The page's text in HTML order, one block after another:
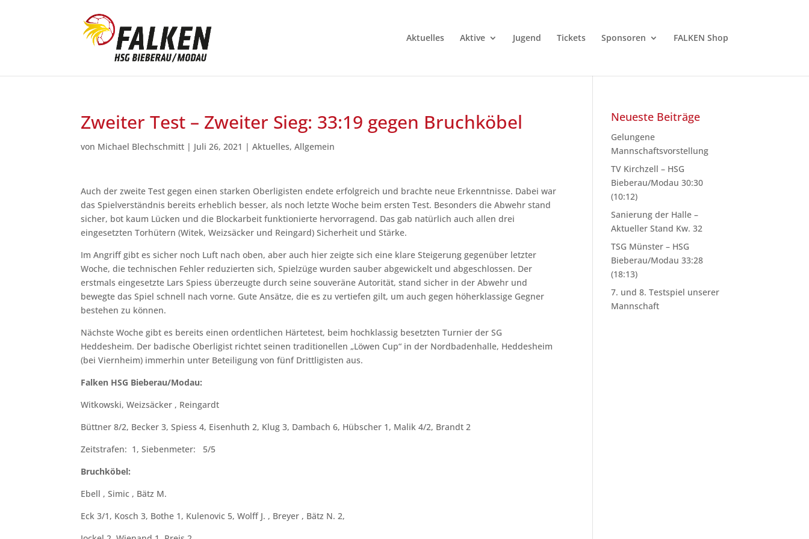
Aktuelles Aktive Jugend Tickets Sponsoren FALKEN Shop
Zweiter Test – Zweiter Sieg: 33:19 gegen Bruchköbel
von Michael Blechschmitt | Juli 26, 2021 |Aktuelles,Allgemein
Auch der zweite Test gegen einen starken Oberligisten endete erfolgreich und brachte neue Erkenntnisse. Dabei war
das Spielverständnis bereits erheblich besser, als noch letzte Woche beim ersten Test. Besonders die Abwehr stand
sicher, bot kaum Lücken und die Blockarbeit funktionierte hervorragend. Das gab natürlich auch allen drei
eingesetzten Torhütern (Witek, Weizsäcker und Reingard) Sicherheit und Stärke.
Im Angriff gibt es sicher noch Luft nach oben, aber auch hier zeigte sich eine klare Steigerung gegenüber letzter
Woche, die technischen Fehler reduzierten sich, Spielzüge wurden sauber abgewickelt und abgeschlossen. Der
erstmals eingesetzte Lars Spiess überzeugte durch seine souveräne Autorität, stand sicher in der Abwehr und
bewegte das Spiel schnell nach vorne. Gute Ansätze, die es zu vertiefen gilt, um auch gegen höherklassige Gegner
bestehen zu können.
Nächste Woche gibt es bereits einen ordentlichen Härtetest, beim hochklassig besetzten Turnier der SG
Heddesheim. Der badische Oberligist richtet seinen traditionellen „Löwen Cup“ in der Nordbadenhalle, Heddesheim
(bei Viernheim) immerhin unter Beteiligung von fünf Drittligisten aus.
Falken HSG Bieberau/Modau:
Witkowski, Weizsäcker , Reingardt
Büttner 8/2, Becker 3, Spiess 4, Eisenhuth 2, Klug 3, Dambach 6, Hübscher 1, Malik 4/2, Brandt 2
Zeitstrafen: 1, Siebenmeter: 5/5
Bruchköbel:
Ebell , Simic , Bätz M.
Eck 3/1, Kosch 3, Bothe 1, Kulenovic 5, Wolff J. , Breyer , Bätz N. 2,
Neueste Beiträge
Gelungene
Mannschaftsvorstellung
TV Kirchzell – HSG
Bieberau/Modau 30:30
(10:12)
Sanierung der Halle –
Aktueller Stand Kw. 32
TSG Münster – HSG
Bieberau/Modau 33:28
(18:13)
7. und 8. Testspiel unserer
Mannschaft